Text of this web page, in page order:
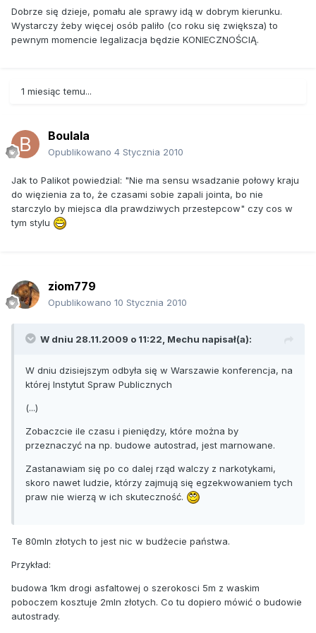
Kuratorzy: Nie- 56%; Tak- 31%; Nie mam zdania 13%
-ograniczenia używania narkotyków wśród osób, które
już używają narkotyków (eksperymentują, używają
Sędziowie: Nie- 52%; Tak- 33%; Nie mam zdania- 15%
Kuratorzy: Nie- 57%; Tak- 29%; Nie mam zdania- 14%
-pomocy wychodzenia z nałogu narkotykowego osób
uzależnionych
Policjanci: Nie- 75%; Tak- 16%; Nie mam zdania- 9%
Kuratorzy: Nie- 56%; Tak- 26%; Nie mam zdania 19%
-odstraszającym potencjalnych użytkowników
narkotyków)
Prokuratorzy: Nie- 66%; Tak- 28%; Nie mam zdania- 6%
Sędziowie: Nie- 46%; Tak- 35%; Nie mam zdania- 19%
Kuratorzy: Nie- 58%; Tak- 30%; Nie mam zdania-12%
Dobrze się dzieje, pomału ale sprawy idą w dobrym kierunku.
Wystarczy żeby więcej osób paliło (co roku się zwiększa) to
pewnym momencie legalizacja będzie KONIECZNOŚCIĄ.
1 miesiąc temu...
Boulala
Opublikowano 4 Stycznia 2010
Jak to Palikot powiedzial: "Nie ma sensu wsadzanie połowy kraju
do więzienia za to, że czasami sobie zapali jointa, bo nie
starczylo by miejsca dla prawdziwych przestepcow" czy cos w
tym stylu
ziom779
Opublikowano 10 Stycznia 2010
W dniu 28.11.2009 o 11:22, Mechu napisał(a):
W dniu dzisiejszym odbyła się w Warszawie konferencja, na
której Instytut Spraw Publicznych
(...)
Zobaczcie ile czasu i pieniędzy, które można by
przeznaczyć na np. budowe autostrad, jest marnowane.
Zastanawiam się po co dalej rząd walczy z narkotykami,
skoro nawet ludzie, którzy zajmują się egzekwowaniem tych
praw nie wierzą w ich skuteczność.
Te 80mln złotych to jest nic w budżecie państwa.
Przykład:
budowa 1km drogi asfaltowej o szerokosci 5m z waskim
poboczem kosztuje 2mln złotych. Co tu dopiero mówić o budowie
autostrady.